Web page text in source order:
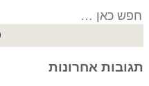
Search
for:
תגובות אחרונות